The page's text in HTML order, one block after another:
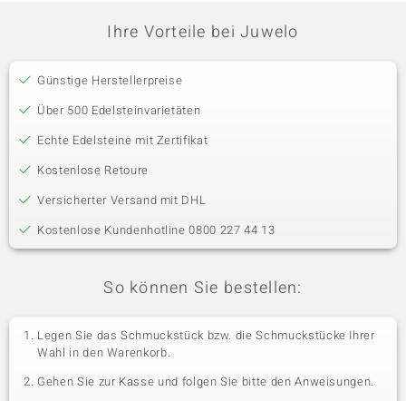
Ihre Vorteile bei Juwelo
Günstige Herstellerpreise
Über 500 Edelsteinvarietäten
Echte Edelsteine mit Zertifikat
Kostenlose Retoure
Versicherter Versand mit DHL
Kostenlose Kundenhotline 0800 227 44 13
So können Sie bestellen:
Legen Sie das Schmuckstück bzw. die Schmuckstücke Ihrer
Wahl in den Warenkorb.
Gehen Sie zur Kasse und folgen Sie bitte den Anweisungen.